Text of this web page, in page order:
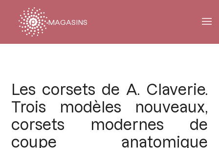
MAGASINS
Les corsets de A. Claverie.
Trois modèles nouveaux,
corsets modernes de
coupe anatomique